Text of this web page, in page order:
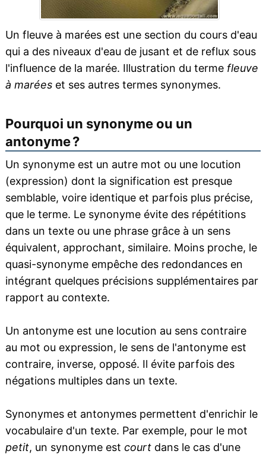
Un fleuve à marées est une section du cours d'eau
qui a des niveaux d'eau de jusant et de reflux sous
l'influence de la marée. Illustration du terme fleuve
à maréeset ses autres termes synonymes.
Pourquoi un synonyme ou un
antonyme ?
Un synonyme est un autre mot ou une locution
(expression) dont la signification est presque
semblable, voire identique et parfois plus précise,
que le terme. Le synonyme évite des répétitions
dans un texte ou une phrase grâce à un sens
équivalent, approchant, similaire. Moins proche, le
quasi-synonyme empêche des redondances en
intégrant quelques précisions supplémentaires par
rapport au contexte.
Un antonyme est une locution au sens contraire
au mot ou expression, le sens de l'antonyme est
contraire, inverse, opposé. Il évite parfois des
négations multiples dans un texte.
Synonymes et antonymes permettent d'enrichir le
vocabulaire d'un texte. Par exemple, pour le mot
petit, un synonyme est courtdans le cas d'une